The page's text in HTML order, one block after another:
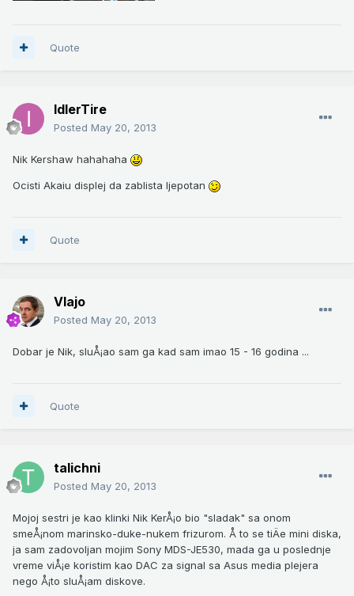
Quote
IdlerTire
Posted May 20, 2013
Nik Kershaw hahahaha
Ocisti Akaiu displej da zablista ljepotan
Quote
Vlajo
Posted May 20, 2013
Dobar je Nik, sluÅ¡ao sam ga kad sam imao 15 - 16 godina ...
Quote
talichni
Posted May 20, 2013
Mojoj sestri je kao klinki Nik KerÅ¡o bio "sladak" sa onom
smeÅ¡nom marinsko-duke-nukem frizurom. Å to se tiÄe mini diska,
ja sam zadovoljan mojim Sony MDS-JE530, mada ga u poslednje
vreme viÅ¡e koristim kao DAC za signal sa Asus media plejera
nego Å¡to sluÅ¡am diskove.